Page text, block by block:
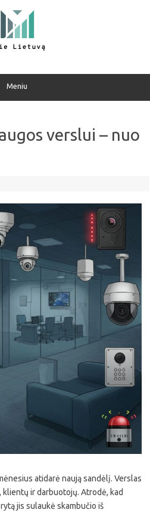
Meniu
verslui – nuo
atidarė naują sandėlį. Verslas
ir darbuotojų. Atrodė, kad
jis sulaukė skambučio iš